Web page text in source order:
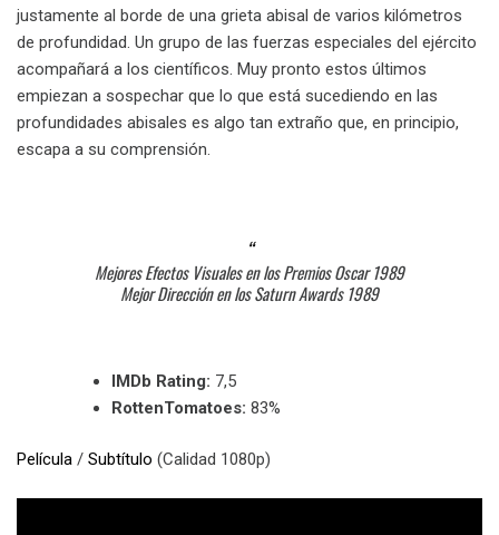
justamente al borde de una grieta abisal de varios kilómetros
de profundidad. Un grupo de las fuerzas especiales del ejército
acompañará a los científicos. Muy pronto estos últimos
empiezan a sospechar que lo que está sucediendo en las
profundidades abisales es algo tan extraño que, en principio,
escapa a su comprensión.
Mejores Efectos Visuales en los Premios Oscar 1989
Mejor Dirección en los Saturn Awards 1989
IMDb Rating: 7,5
RottenTomatoes: 83%
Película / Subtítulo (Calidad 1080p)